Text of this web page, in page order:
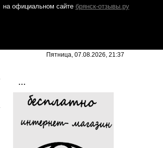
на официальном сайте брянск-отзывы.ру
Пятница, 07.08.2026, 21:37
...